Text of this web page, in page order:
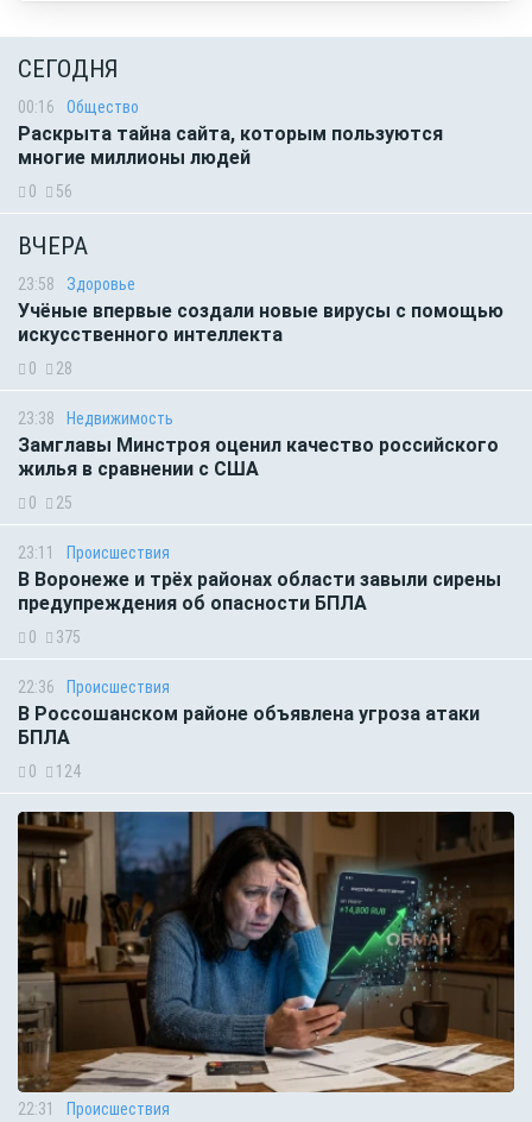
СЕГОДНЯ
00:16 Общество
Раскрыта тайна сайта, которым пользуются
многие миллионы людей
0 56
ВЧЕРА
23:58 Здоровье
Учёные впервые создали новые вирусы с помощью
искусственного интеллекта
0 28
23:38 Недвижимость
Замглавы Минстроя оценил качество российского
жилья в сравнении с США
0 25
23:11 Происшествия
В Воронеже и трёх районах области завыли сирены
предупреждения об опасности БПЛА
0 375
22:36 Происшествия
В Россошанском районе объявлена угроза атаки
БПЛА
0 124
22:31 Происшествия